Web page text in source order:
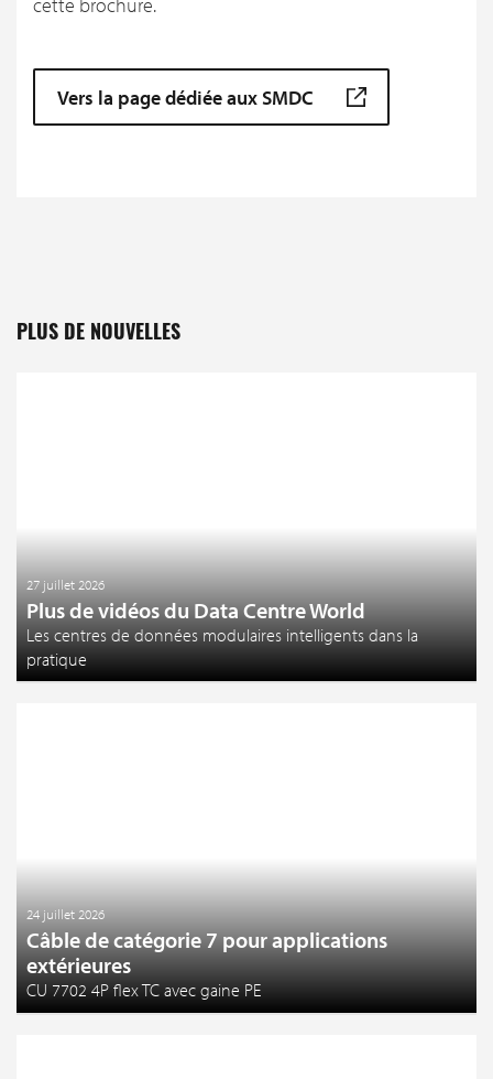
Vers la page dédiée aux SMDC
PLUS DE NOUVELLES
27 juillet 2026
Plus de vidéos du Data Centre World
Les centres de données modulaires intelligents dans la
pratique
24 juillet 2026
Câble de catégorie 7 pour applications
extérieures
CU 7702 4P flex TC avec gaine PE